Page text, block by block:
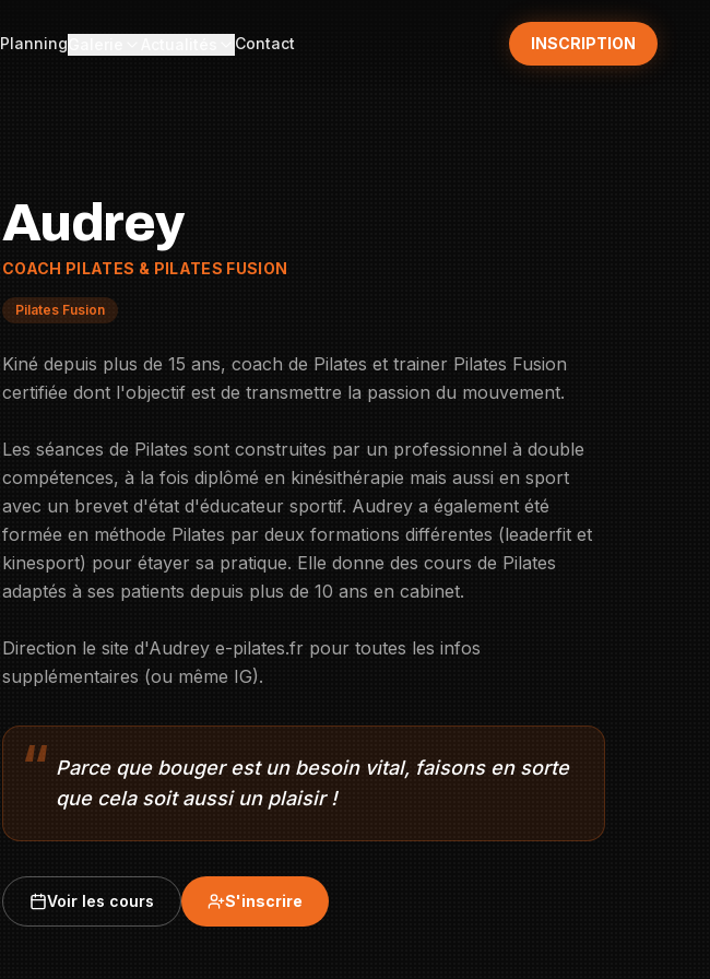
Planning Contact INSCRIPTION
Audrey
COACH PILATES & PILATES FUSION
Pilates Fusion
Kiné depuis plus de 15 ans, coach de Pilates et trainer Pilates Fusion
certifiée dont l'objectif est de transmettre la passion du mouvement.
Les séances de Pilates sont construites par un professionnel à double
compétences, à la fois diplômé en kinésithérapie mais aussi en sport
avec un brevet d'état d'éducateur sportif. Audrey a également été
formée en méthode Pilates par deux formations différentes (leaderfit et
kinesport) pour étayer sa pratique. Elle donne des cours de Pilates
adaptés à ses patients depuis plus de 10 ans en cabinet.
Direction le site d'Audrey e-pilates.fr pour toutes les infos
supplémentaires (ou même IG).
“ Parce que bouger est un besoin vital, faisons en sorte
que cela soit aussi un plaisir !
Voir les cours S'inscrire